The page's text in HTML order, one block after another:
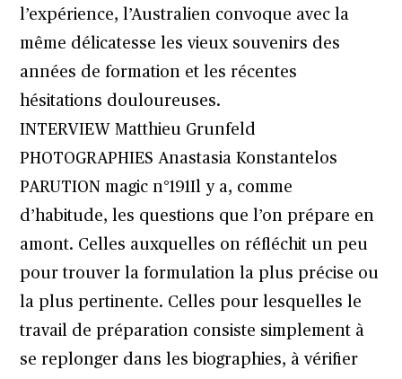
l’expérience, l’Australien convoque avec la
même délicatesse les vieux souvenirs des
années de formation et les récentes
hésitations douloureuses.
INTERVIEW Matthieu Grunfeld
PHOTOGRAPHIES Anastasia Konstantelos
PARUTIONmagic n°191Il y a, comme
d’habitude, les questions que l’on prépare en
amont. Celles auxquelles on réfléchit un peu
pour trouver la formulation la plus précise ou
la plus pertinente. Celles pour lesquelles le
travail de préparation consiste simplement à
se replonger dans les biographies, à vérifier